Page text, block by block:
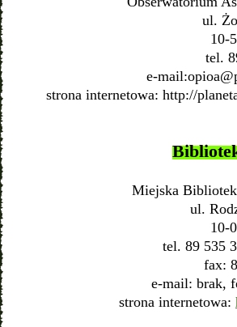
ul.
10-
tel.
e-mail:
strona internetowa: http://
Miejska
ul.
10-
tel. 89 535
fax:
e-mail: brak,
strona internetowa: